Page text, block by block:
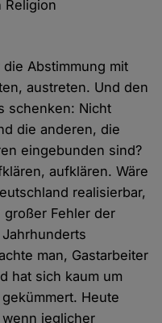
Religion
Abstimmung mit
austreten. Und den
schenken: Nicht
die anderen, die
eingebunden sind?
aufklären. Wäre
realisierbar,
Fehler der
man, Gastarbeiter
hat sich kaum um
Heute
jeglicher